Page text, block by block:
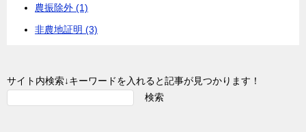
農振除外 (1)
非農地証明 (3)
サイト内検索↓キーワードを入れると記事が見つかります！
検索